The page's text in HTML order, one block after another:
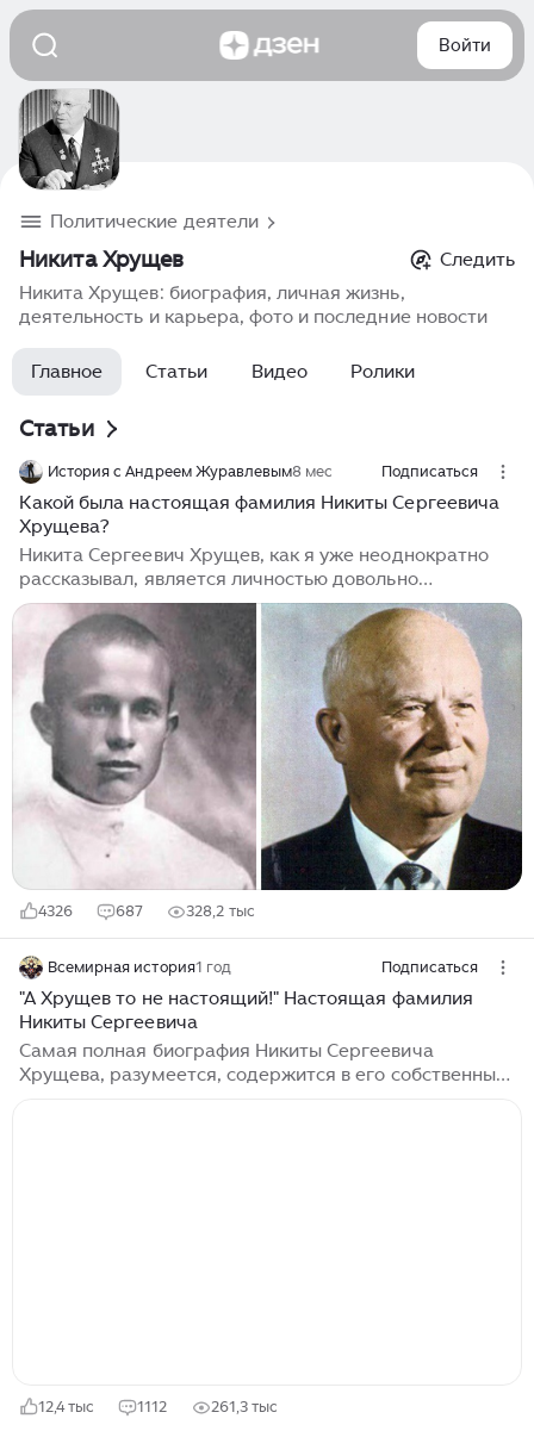
Войти
Политические деятели
Никита Хрущев
Следить
Никита Хрущев: биография, личная жизнь,
деятельность и карьера, фото и последние новости
Главное Статьи Видео Ролики
Статьи
История с Андреем Журавлевым8 мес Подписаться
Какой была настоящая фамилия Никиты Сергеевича
Хрущева?
Никита Сергеевич Хрущев, как я уже неоднократно
рассказывал, является личностью довольно
неординарной. С одной стороны, можно заявить о
том, что он всю страну обеспечил жильем. С другой
стороны, этот проект был разработан еще до него, он
лишь воплотил его в жизнь. Много он совершил как
хорошего, так и не очень. К нехорошему можно
отнести то, что он в свое время освободил всех
бандеровцев из тюрем, что привело в итоге к
довольно тяжелым последствиям. Тем не менее,
часть граждан его любила. Ну а как...
4326 687 328,2 тыс
Всемирная история1 год Подписаться
"А Хрущев то не настоящий!" Настоящая фамилия
Никиты Сергеевича
Самая полная биография Никиты Сергеевича
Хрущева, разумеется, содержится в его собственных
12,4 тыс 1112 261,3 тыс